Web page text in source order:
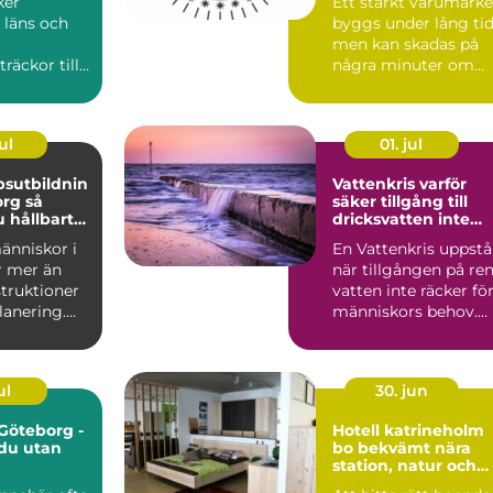
och
till
När
byggs under lång
men kan skadas på
några minuter om
anv...
så
hållbart
i
mer än
01. jul
Vattenkris varför
säker tillgång till
dricksvatten inte
given
En Vattenkris
när tillgången på
vatten inte räcker för
människors behov.
-
utan
30. jun
Hotell katrineholm
bo bekvämt nära
station, natur och